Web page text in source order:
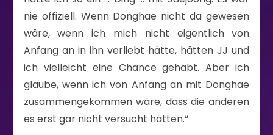
nie offiziell. Wenn Donghae nicht da gewesen
wäre, wenn ich mich nicht eigentlich von
Anfang an in ihn verliebt hätte, hätten JJ und
ich vielleicht eine Chance gehabt. Aber ich
glaube, wenn ich von Anfang an mit Donghae
zusammengekommen wäre, dass die anderen
es erst gar nicht versucht hätten.“